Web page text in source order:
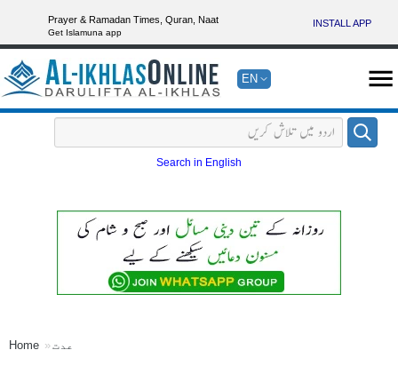
Prayer & Ramadan Times, Quran, Naat
Get Islamuna app
INSTALL APP
EN
Search in English
Home عدت